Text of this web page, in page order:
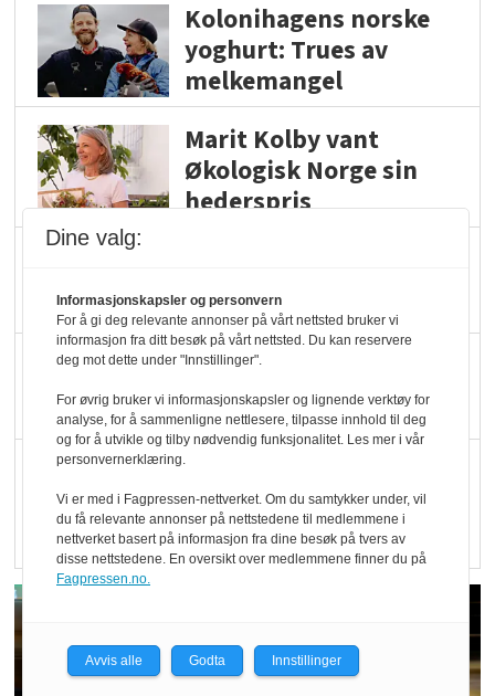
Kolonihagens norske
yoghurt: Trues av
melkemangel
Marit Kolby vant
Økologisk Norge sin
hederspris
økologisk i butikkhylla
Kolonihagen sliter
med å få tak i nok melk
Rapport: Økokundene
er klare! Er markedet
det?
Dine valg:
Informasjonskapsler og personvern
For å gi deg relevante annonser på vårt nettsted bruker vi
informasjon fra ditt besøk på vårt nettsted. Du kan reservere
deg mot dette under "Innstillinger".
For øvrig bruker vi informasjonskapsler og lignende verktøy for
analyse, for å sammenligne nettlesere, tilpasse innhold til deg
og for å utvikle og tilby nødvendig funksjonalitet. Les mer i vår
personvernerklæring.
Vi er med i Fagpressen-nettverket. Om du samtykker under, vil
du få relevante annonser på nettstedene til medlemmene i
nettverket basert på informasjon fra dine besøk på tvers av
disse nettstedene. En oversikt over medlemmene finner du på
Fagpressen.no.
Avvis alle Godta Innstillinger